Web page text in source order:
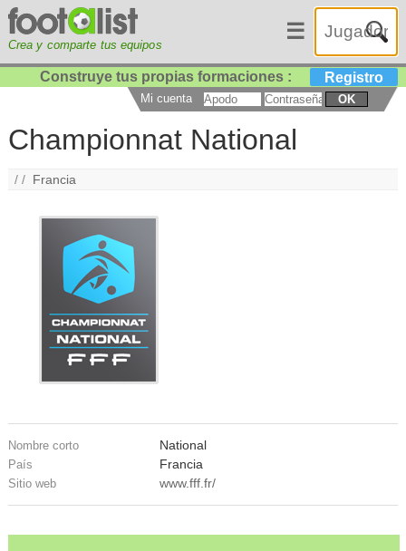
Crea y comparte tus equipos
☰
Construye tus propias formaciones : Registro
Mi cuenta OK
Championnat National
/ / Francia
Nombre corto National
País Francia
Sitio web www.fff.fr/